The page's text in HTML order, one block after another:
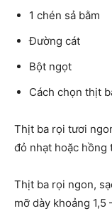
1 chén sả bằm
Đường cát
Bột ngọt
Cách chọn thịt
Thịt ba rọi tươi
đỏ nhạt hoặc hồng
Thịt ba rọi ngon,
mỡ dày khoảng